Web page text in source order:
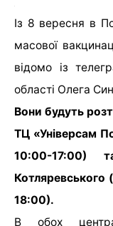
Із 8 вересня в
масової
відомо із
області Олега
Вони будуть
ТЦ «Універсам
10:00-17:00)
Котляревського
18:00).
В обох